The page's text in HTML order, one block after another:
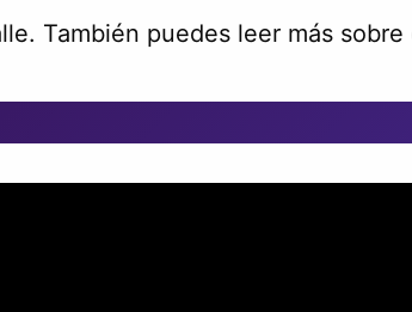
También puedes leer más